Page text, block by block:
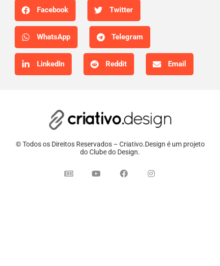
Facebook Twitter
WhatsApp Telegram
LinkedIn Reddit Email
© Todos os Direitos Reservados – Criativo.Design é um projeto
do Clube do Design.